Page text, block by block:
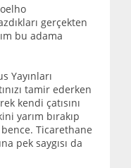
gerçekten
bu adama
Yayınları
tamir ederken
kendi çatısını
yarım bırakıp
Ticarethane
pek saygısı da